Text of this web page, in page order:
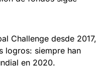
Challenge desde 2017,
logros: siempre han
en 2020.